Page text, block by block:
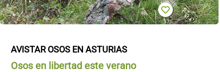
AVISTAR OSOS EN ASTURIAS
Osos en libertad este verano